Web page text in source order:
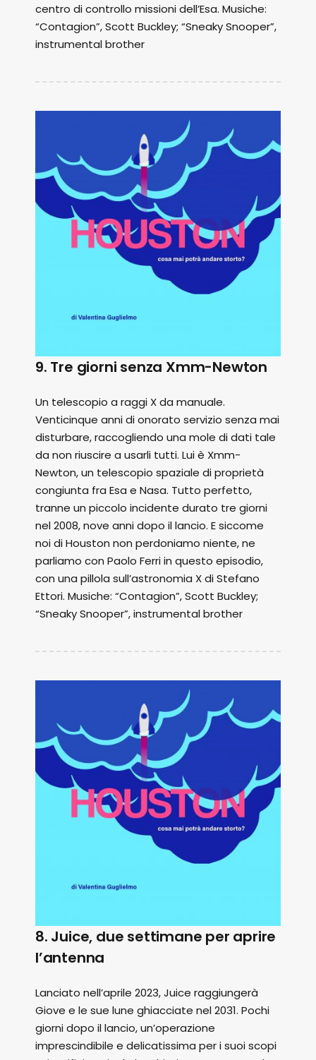
centro di controllo missioni dell’Esa. Musiche:
“Contagion”, Scott Buckley; “Sneaky Snooper”,
instrumental brother
9. Tre giorni senza Xmm-Newton
Un telescopio a raggi X da manuale.
Venticinque anni di onorato servizio senza mai
disturbare, raccogliendo una mole di dati tale
da non riuscire a usarli tutti. Lui è Xmm-
Newton, un telescopio spaziale di proprietà
congiunta fra Esa e Nasa. Tutto perfetto,
tranne un piccolo incidente durato tre giorni
nel 2008, nove anni dopo il lancio. E siccome
noi di Houston non perdoniamo niente, ne
parliamo con Paolo Ferri in questo episodio,
con una pillola sull’astronomia X di Stefano
Ettori. Musiche: “Contagion”, Scott Buckley;
“Sneaky Snooper”, instrumental brother
8. Juice, due settimane per aprire
l’antenna
Lanciato nell’aprile 2023, Juice raggiungerà
Giove e le sue lune ghiacciate nel 2031. Pochi
giorni dopo il lancio, un’operazione
imprescindibile e delicatissima per i suoi scopi